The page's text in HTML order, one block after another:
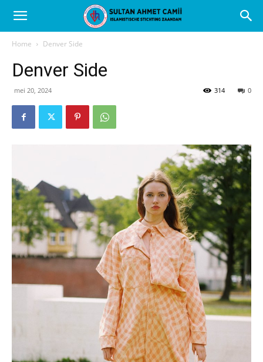
Home Denver Side
Denver Side
mei 20, 2024 0
314